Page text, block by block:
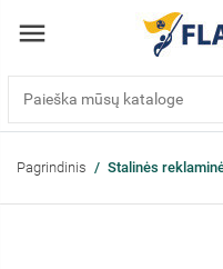
Pagrindinis Stalinės